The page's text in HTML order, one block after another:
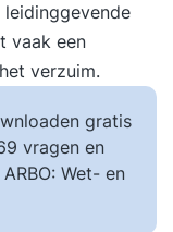
vaak een
verzuim.
gratis
vragen en
Wet- en